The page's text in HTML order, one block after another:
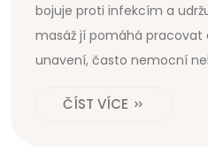
bojuje proti infekcím a
masáž jí pomáhá pracovat
unavení, často nemocní
ČÍST VÍCE